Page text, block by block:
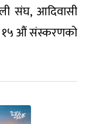
संघ, आदिवासी
१५ औं संस्करणको